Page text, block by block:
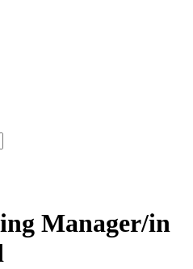
Manager/in